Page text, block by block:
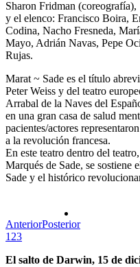
Sharon Fridman (coreografía),
y el elenco: Francisco Boira,
Codina, Nacho Fresneda,
Mayo, Adrián Navas, Pepe
Rujas.
Marat ~ Sade es el título
Peter Weiss y del teatro
Arrabal de la Naves del
en una gran casa de salud
pacientes/actores
a la revolución francesa.
En este teatro dentro del
Marqués de Sade, se
Sade y el histórico
AnteriorPosterior
123
El salto de Darwin, 15 de